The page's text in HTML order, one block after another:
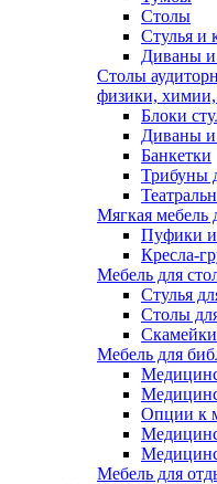
Столы
Стулья и
Диваны
Столы
физики, химии,
Блоки
Диваны и
Банкетки
Трибуны
Мягкая мебель
Пуфики и
Кресла-
Мебель для
Cтулья
Cтолы
Скамейки
Мебель для
Опции к
Мебель для